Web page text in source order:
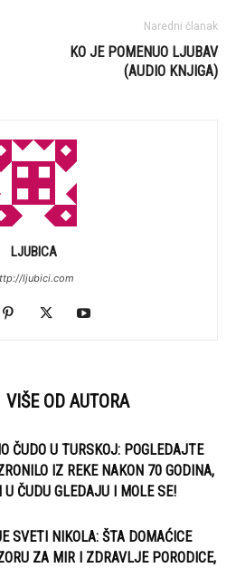
Naredni članak
KO JE POMENUO LJUBAV
(AUDIO KNJIGA)
LJUBICA
ljubici.com
VIŠE OD AUTORA
ČUDO U TURSKOJ: POGLEDAJTE
IZ REKE NAKON 70 GODINA,
U ČUDU GLEDAJU I MOLE SE!
SVETI NIKOLA: ŠTA DOMAĆICE
ZA MIR I ZDRAVLJE PORODICE,